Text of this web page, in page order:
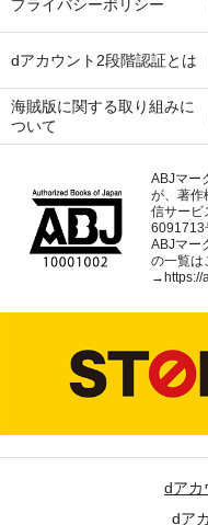
プライバシーポリシー
dアカウント2段階認証とは
海賊版に関する取り組みに
ついて
ABJマー
が、著作
信サービ
6091713
ABJマー
の一覧は
→ https://
dアカ
dア